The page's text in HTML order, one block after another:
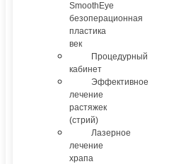
SmoothEye
безоперационная
пластика
век
Процедурный
кабинет
Эффективное
лечение
растяжек
(стрий)
Лазерное
лечение
храпа